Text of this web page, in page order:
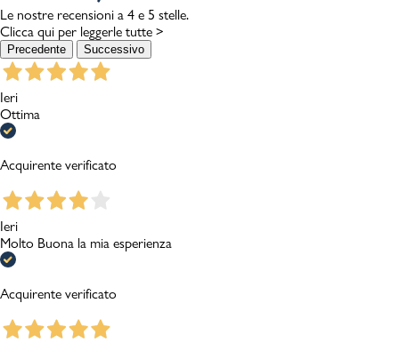
Le nostre recensioni a 4 e 5 stelle.
Clicca qui per leggerle tutte >
Precedente Successivo
Ieri
Ottima
Acquirente verificato
Ieri
Molto Buona la mia esperienza
Acquirente verificato